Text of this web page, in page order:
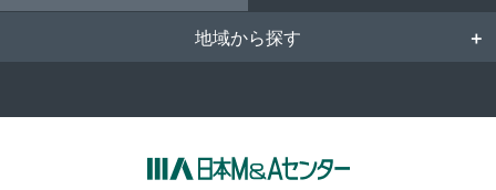
地域から探す